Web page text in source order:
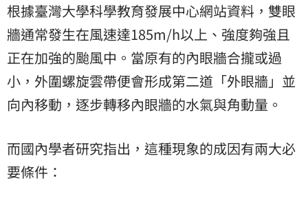
根據臺灣大學科學教育發展中心網站資料，雙眼
牆通常發生在風速達185m/h以上、強度夠強且
正在加強的颱風中。當原有的內眼牆合攏或過
小，外圍螺旋雲帶便會形成第二道「外眼牆」並
向內移動，逐步轉移內眼牆的水氣與角動量。
而國內學者研究指出，這種現象的成因有兩大必
要條件：